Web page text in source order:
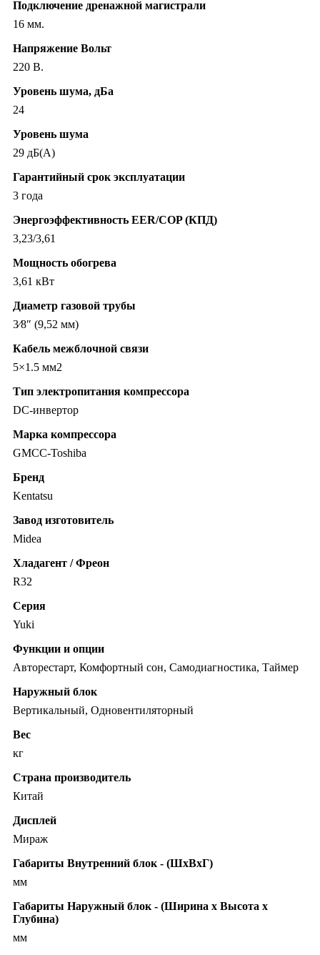
Подключение дренажной магистрали
16 мм.
Напряжение Вольт
220 В.
Уровень шума, дБа
24
Уровень шума
29 дБ(А)
Гарантийный срок эксплуатации
3 года
Энергоэффективность EER/COP (КПД)
3,23/3,61
Мощность обогрева
3,61 кВт
Диаметр газовой трубы
3⁄8″ (9,52 мм)
Кабель межблочной связи
5×1.5 мм2
Тип электропитания компрессора
DC-инвертор
Марка компрессора
GMCC-Toshiba
Бренд
Kentatsu
Завод изготовитель
Midea
Хладагент / Фреон
R32
Серия
Yuki
Функции и опции
Авторестарт, Комфортный сон, Самодиагностика, Таймер
Наружный блок
Вертикальный, Одновентиляторный
Вес
кг
Страна производитель
Китай
Дисплей
Мираж
Габариты Внутренний блок - (ШхВхГ)
мм
Габариты Наружный блок - (Ширина х Высота х
Глубина)
мм